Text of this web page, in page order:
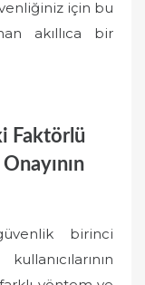
için bu
akıllıca bir
Faktörlü
birinci